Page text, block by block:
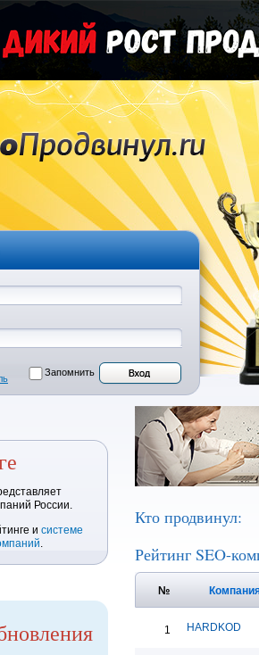
Запомнить
России.
и системе
.
Кто продвинул:
Рейтинг SEO-
№
1 HARDKOD